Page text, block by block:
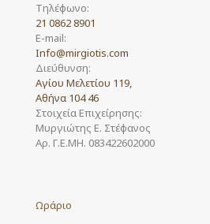
Τηλέφωνο:
21 0862 8901
E-mail:
Info@mirgiotis.com
Διεύθυνση:
Αγίου Μελετίου 119,
Αθήνα 104 46
Στοιχεία Επιχείρησης:
Μυργιώτης Ε. Στέφανος
Αρ. Γ.Ε.ΜΗ. 083422602000
Ωράριο